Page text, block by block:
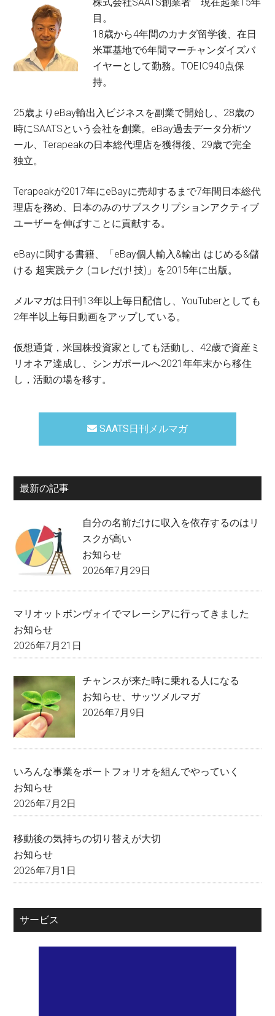
目。
18歳から4年間のカナダ留学後、在日
米軍基地で6年間マーチャンダイズバ
イヤーとして勤務。TOEIC940点保
持。
25歳よりeBay輸出入ビジネスを副業で開始し、28歳の
時にSAATSという会社を創業。eBay過去データ分析ツ
ール、Terapeakの日本総代理店を獲得後、29歳で完全
独立。
Terapeakが2017年にeBayに売却するまで7年間日本総代
理店を務め、日本のみのサブスクリプションアクティブ
ユーザーを伸ばすことに貢献する。
eBayに関する書籍、「eBay個人輸入&輸出 はじめる&儲
ける 超実践テク (コレだけ! 技)」を2015年に出版。
メルマガは日刊13年以上毎日配信し、YouTuberとしても
2年半以上毎日動画をアップしている。
仮想通貨，米国株投資家としても活動し、42歳で資産ミ
リオネア達成し、シンガポールへ2021年年末から移住
し，活動の場を移す。
SAATS日刊メルマガ
最新の記事
自分の名前だけに収入を依存するのはリ
スクが高い
お知らせ
2026年7月29日
マリオットボンヴォイでマレーシアに行ってきました
お知らせ
2026年7月21日
チャンスが来た時に乗れる人になる
お知らせ、サッツメルマガ
2026年7月9日
いろんな事業をポートフォリオを組んでやっていく
お知らせ
2026年7月2日
移動後の気持ちの切り替えが大切
お知らせ
2026年7月1日
サービス